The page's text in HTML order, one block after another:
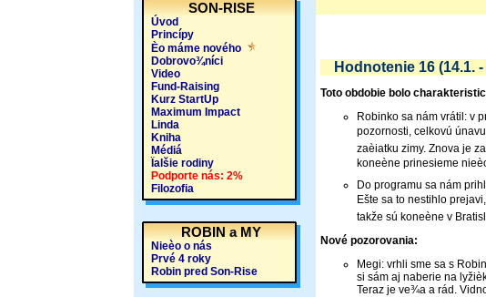
SON-RISE
Úvod
Princípy
Èo máme nového
Dobrovo¾níci
Video
Fund-Raising
Kurz StartUp
Maximum Impact
Linda
Kniha
Médiá
Ïalšie rodiny
Podporte nás: 2%
Filozofia
ROBIN a MY
Nieèo o nás
Prvé 4 roky
Robin pred Son-Rise
Hodnotenie 16 (14.1.
Toto obdobie bolo
Robinko sa nám vrátil: v
pozornosti, celkovú
zaèiatku zimy. Znova je
koneène prinesieme
Do programu sa nám
Ešte sa to nestihlo
takže sú koneène v
Nové pozorovania:
Megi: vrhli sme sa s
si sám aj naberie na
Teraz je ve¾a a rád.